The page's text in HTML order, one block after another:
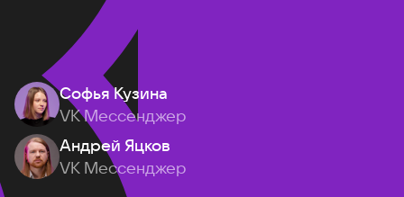
Софья Кузина
VK Мессенджер
Андрей Яцков
VK Мессенджер